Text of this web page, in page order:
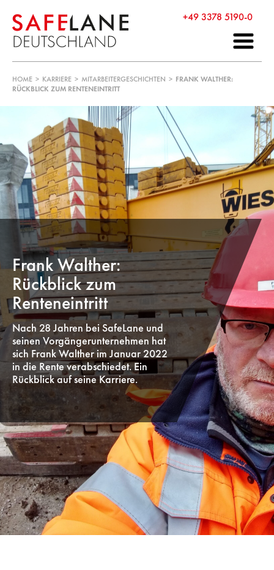
+49 3378 5190-0
HOME > KARRIERE > MITARBEITERGESCHICHTEN > FRANK WALTHER:
RÜCKBLICK ZUM RENTENEINTRITT
Frank Walther:
Rückblick zum
Renteneintritt
Nach 28 Jahren bei SafeLane und
seinen Vorgängerunternehmen hat
sich Frank Walther im Januar 2022
in die Rente verabschiedet. Ein
Rückblick auf seine Karriere.